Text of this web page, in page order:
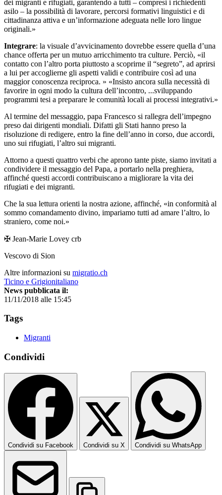
dei migranti e rifugiati, garantendo a tutti – compresi i richiedenti
asilo – la possibilità di lavorare, percorsi formativi linguistici e di
cittadinanza attiva e un’informazione adeguata nelle loro lingue
originali.»
Integrare: la visuale d’avvicinamento dovrebbe essere quella d’una
chance offerta per un mutuo arricchimento tra culture. Perciò, «il
contatto con l’altro porta piuttosto a scoprirne il “segreto”, ad aprirsi
a lui per accoglierne gli aspetti validi e contribuire così ad una
maggior conoscenza reciproca. » «Insisto ancora sulla necessità di
favorire in ogni modo la cultura dell’incontro, ...sviluppando
programmi tesi a preparare le comunità locali ai processi integrativi.»
Al termine del messaggio, papa Francesco si rallegra dell’impegno
preso dai dirigenti mondiali. Difatti gli Stati hanno preso la
risoluzione di redigere, entro la fine dell’anno in corso, due accordi,
uno sui rifugiati, l’altro sui migranti.
Attorno a questi quattro verbi che aprono tante piste, siamo invitati a
condividere il messaggio del Papa, a portarlo nella preghiera,
affinché questi accordi contribuiscano a migliorare la vita dei
rifugiati e dei migranti.
Che la sua lettura orienti la nostra azione, affinché, «in conformità al
sommo comandamento divino, impariamo tutti ad amare l’altro, lo
straniero, come noi.»
✠ Jean-Marie Lovey crb
Vescovo di Sion
Altre informazioni su migratio.ch
Ticino e Grigionitaliano
News pubblicata il:
11/11/2018 alle 15:45
Tags
Migranti
Condividi
Condividi su Facebook Condividi su X Condividi su WhatsApp